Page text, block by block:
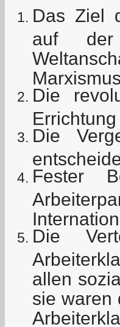
Das Ziel
auf der
Die
Die
Fester
Die
allen
sie waren